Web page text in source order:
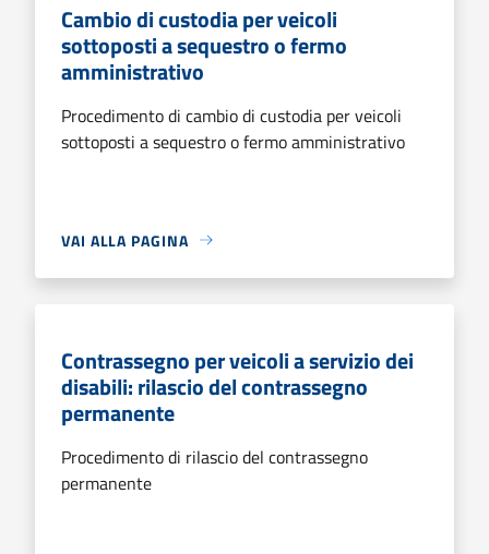
Cambio di custodia per veicoli
sottoposti a sequestro o fermo
amministrativo
Procedimento di cambio di custodia per veicoli
sottoposti a sequestro o fermo amministrativo
VAI ALLA PAGINA
Contrassegno per veicoli a servizio dei
disabili: rilascio del contrassegno
permanente
Procedimento di rilascio del contrassegno
permanente